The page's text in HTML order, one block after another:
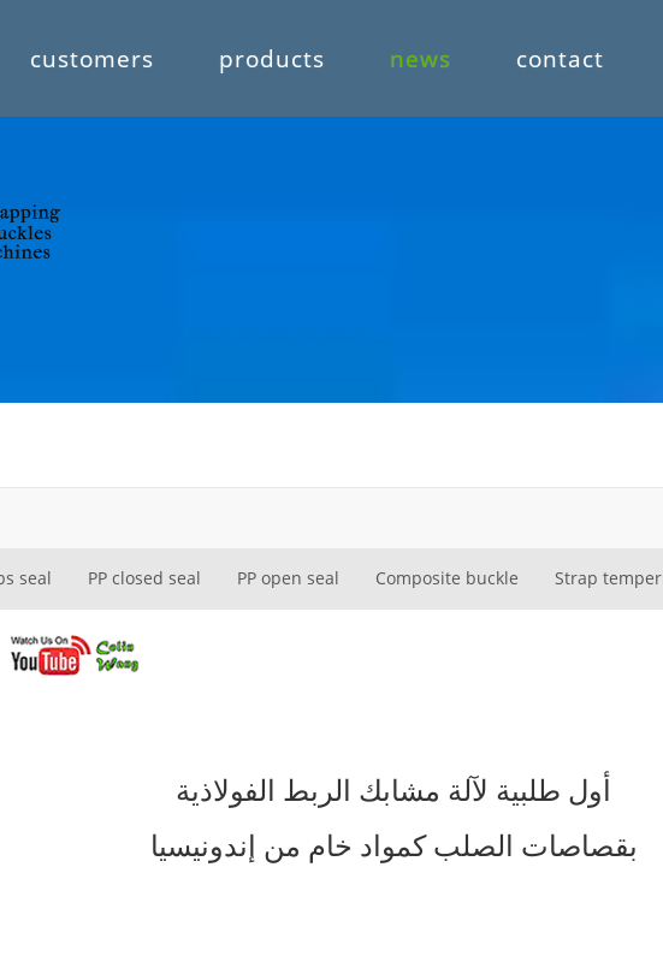
customers products news contact
seal PP closed seal PP open seal Composite buckle Strap
أول طلبية لآلة مشابك الربط الفولاذية
بقصاصات الصلب كمواد خام من إندونيسيا